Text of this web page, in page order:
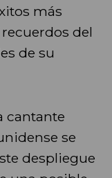
más
del
de su
cantante
se
despliegue